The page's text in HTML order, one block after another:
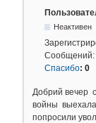
Неактивен
Сообщений:
Спасибо: 0
Добрий вечер
войны
попросили